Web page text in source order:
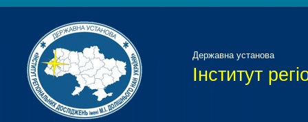
Державна установа
Інститут